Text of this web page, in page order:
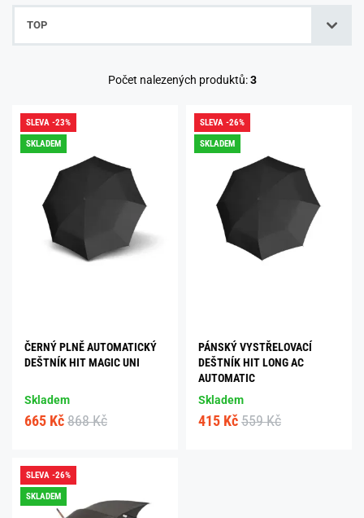
TOP
Počet nalezených produktů:3
SLEVA -23%
SKLADEM
ČERNÝ PLNĚ AUTOMATICKÝ
DEŠTNÍK HIT MAGIC UNI
Skladem
665 Kč 868 Kč
SLEVA -26%
SKLADEM
PÁNSKÝ VYSTŘELOVACÍ
DEŠTNÍK HIT LONG AC
AUTOMATIC
Skladem
415 Kč 559 Kč
SLEVA -26%
SKLADEM